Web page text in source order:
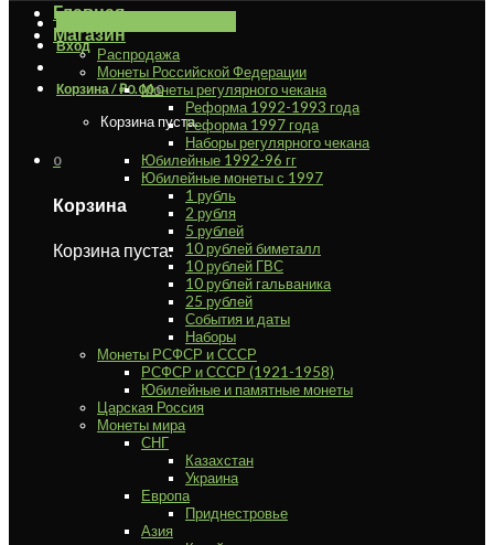
Вход
Корзина /₽0.000
Корзина пуста.
0
Корзина
Корзина пуста.
Главная
Магазин
Распродажа
Монеты Российской Федерации
Монеты регулярного чекана
Реформа 1992-1993 года
Реформа 1997 года
Наборы регулярного чекана
Юбилейные 1992-96 гг
Юбилейные монеты с 1997
1 рубль
2 рубля
5 рублей
10 рублей биметалл
10 рублей ГВС
10 рублей гальваника
25 рублей
События и даты
Наборы
Монеты РСФСР и СССР
РСФСР и СССР (1921-1958)
Юбилейные и памятные монеты
Царская Россия
Монеты мира
СНГ
Казахстан
Украина
Европа
Приднестровье
Азия